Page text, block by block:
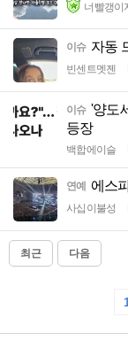
너빨갱이
이슈 자동
빈센트멧젠
이슈 '양도
등장
백합에이슬
연예 에스
사십이불성
최근 다음